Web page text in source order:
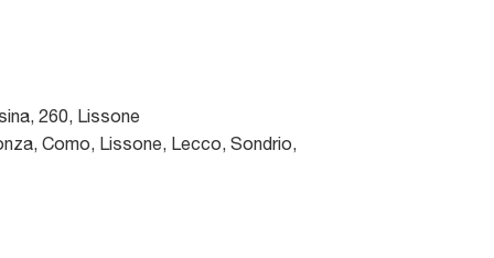
260, Lissone
Como, Lissone, Lecco, Sondrio,